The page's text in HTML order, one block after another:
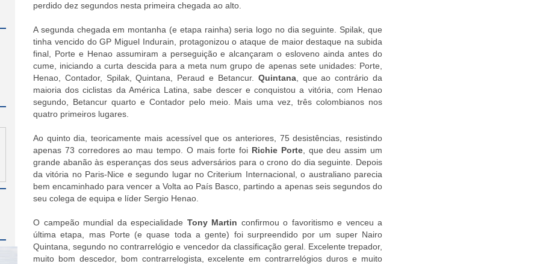
perdido dez segundos nesta primeira chegada ao alto.
A segunda chegada em montanha (e etapa rainha) seria logo no dia seguinte. Spilak, que
tinha vencido do GP Miguel Indurain, protagonizou o ataque de maior destaque na subida
final, Porte e Henao assumiram a perseguição e alcançaram o esloveno ainda antes do
cume, iniciando a curta descida para a meta num grupo de apenas sete unidades: Porte,
Henao, Contador, Spilak, Quintana, Peraud e Betancur. Quintana, que ao contrário da
maioria dos ciclistas da América Latina, sabe descer e conquistou a vitória, com Henao
segundo, Betancur quarto e Contador pelo meio. Mais uma vez, três colombianos nos
quatro primeiros lugares.
Ao quinto dia, teoricamente mais acessível que os anteriores, 75 desistências, resistindo
apenas 73 corredores ao mau tempo. O mais forte foi Richie Porte, que deu assim um
grande abanão às esperanças dos seus adversários para o crono do dia seguinte. Depois
da vitória no Paris-Nice e segundo lugar no Criterium Internacional, o australiano parecia
bem encaminhado para vencer a Volta ao País Basco, partindo a apenas seis segundos do
seu colega de equipa e líder Sergio Henao.
O campeão mundial da especialidade Tony Martin confirmou o favoritismo e venceu a
última etapa, mas Porte (e quase toda a gente) foi surpreendido por um super Nairo
Quintana, segundo no contrarrelógio e vencedor da classificação geral. Excelente trepador,
muito bom descedor, bom contrarrelogista, excelente em contrarrelógios duros e muito